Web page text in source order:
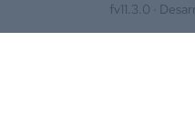
fv11.3.0 ·